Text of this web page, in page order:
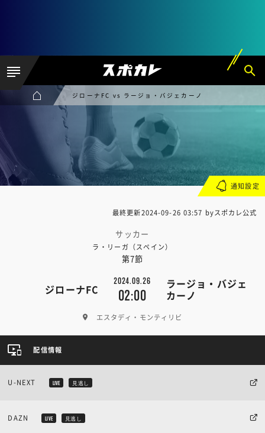
ジローナFC vs ラージョ・バジェカーノ
最終更新2024-09-26 03:57 byスポカレ公式
サッカー
ラ・リーガ（スペイン）
第7節
ジローナFC
2024.09.26
02:00
ラージョ・バジェ
カーノ
エスタディ・モンティリビ
通知設定
配信情報
U-NEXT LIVE 見逃し
DAZN LIVE 見逃し